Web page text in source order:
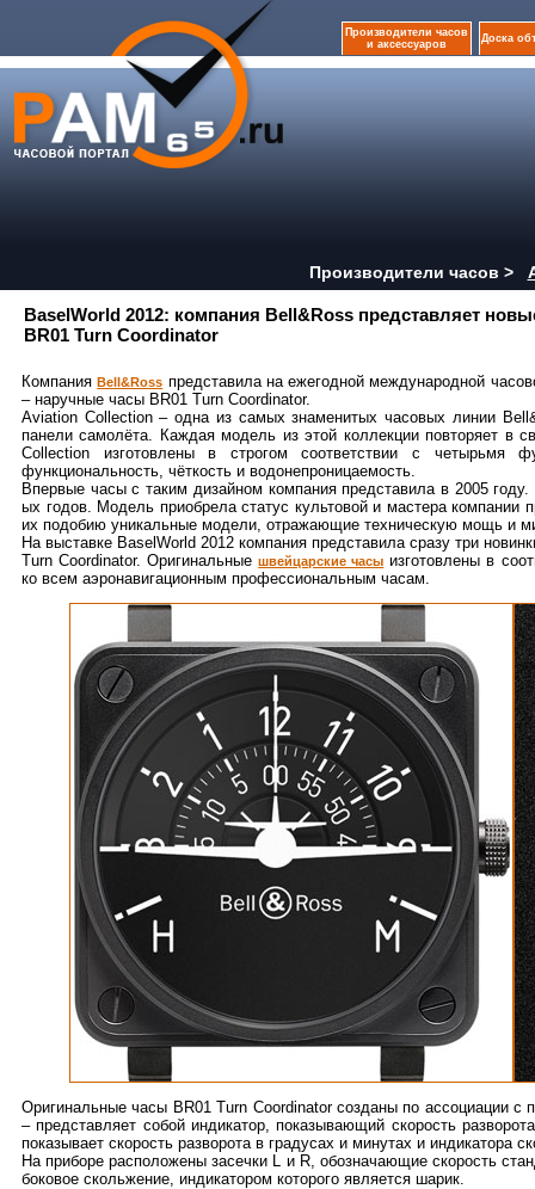
Производители часов
и аксессуаров
Доска
Производители часов >
BaselWorld 2012: компания Bell&Ross представляет
BR01 Turn Coordinator
КомпанияBell&Ross представила на ежегодной международной
– наручные часы BR01 Turn Coordinator.
Aviation Collection – одна из самых знаменитых часовых линии
панели самолёта. Каждая модель из этой коллекции повторяет в
Collection изготовлены в строгом соответствии с четырьмя
функциональность, чёткость и водонепроницаемость.
Впервые часы с таким дизайном компания представила в 2005
ых годов. Модель приобрела статус культовой и мастера компании
их подобию уникальные модели, отражающие техническую мощь и
На выставке BaselWorld 2012 компания представила сразу три
Turn Coordinator. Оригинальныешвейцарские часы изготовлены в
ко всем аэронавигационным профессиональным часам.
Оригинальные часы BR01 Turn Coordinator созданы по ассоциации с
– представляет собой индикатор, показывающий скорость
показывает скорость разворота в градусах и минутах и индикатора
На приборе расположены засечки L и R, обозначающие скорость
боковое скольжение, индикатором которого является шарик.